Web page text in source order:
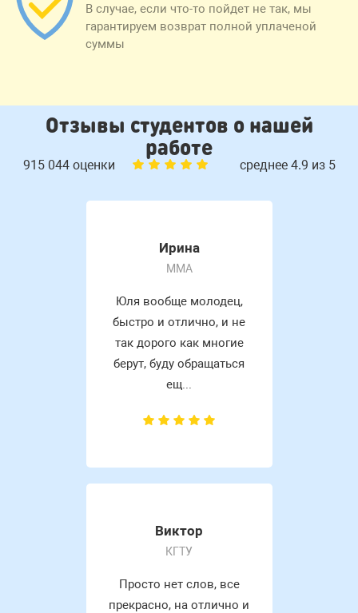
В случае, если что-то пойдет не так, мы
гарантируем возврат полной уплаченой
суммы
Отзывы студентов о нашей
работе
915 044 оценки среднее 4.9 из 5
Ирина
MMA
Юля вообще молодец,
быстро и отлично, и не
так дорого как многие
берут, буду обращаться
ещ...
Виктор
КГТУ
Просто нет слов, все
прекрасно, на отлично и